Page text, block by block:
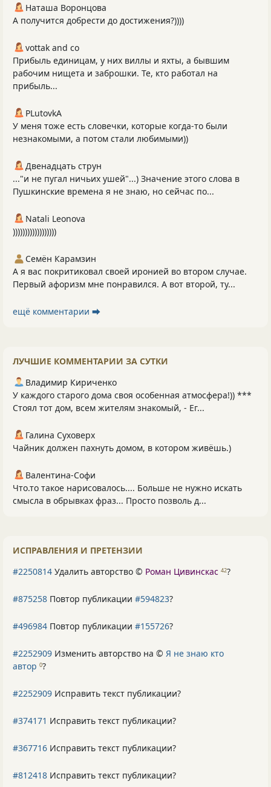
Наташа Воронцова
А получится добрести до достижения?))))
vottak and co
Прибыль единицам, у них виллы и яхты, а бывшим
рабочим нищета и заброшки. Те, кто работал на
прибыль...
PLutоvkА
У меня тоже есть словечки, которые когда-то были
незнакомыми, а потом стали любимыми))
Двенадцать струн
..."и не пугал ничьих ушей"...) Значение этого слова в
Пушкинские времена я не знаю, но сейчас по...
Natali Leonova
))))))))))))))))))
Семён Карамзин
А я вас покритиковал своей иронией во втором случае.
Первый афоризм мне понравился. А вот второй, ту...
ещё комментарии ⮕
ЛУЧШИЕ КОММЕНТАРИИ ЗА СУТКИ
Владимир Кириченко
У каждого старого дома своя особенная атмосфера!)) ***
Стоял тот дом, всем жителям знакомый, - Ег...
Галина Суховерх
Чайник должен пахнуть домом, в котором живёшь.)
Валентина-Софи
Что.то такое нарисовалось.... Больше не нужно искать
смысла в обрывках фраз... Просто позволь д...
ИСПРАВЛЕНИЯ И ПРЕТЕНЗИИ
#2250814 Удалить авторство © Роман Цивинскас 42?
#875258 Повтор публикации #594823?
#496984 Повтор публикации #155726?
#2252909 Изменить авторство на © Я не знаю кто
автор 0?
#2252909 Исправить текст публикации?
#374171 Исправить текст публикации?
#367716 Исправить текст публикации?
#812418 Исправить текст публикации?